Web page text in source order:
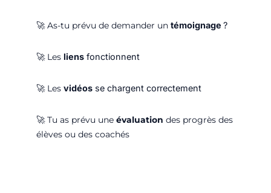
🚀As-tu prévu de demander un témoignage ?
🚀 Les liens fonctionnent
🚀 Les vidéos se chargent correctement
🚀Tu as prévu une évaluation des progrès des
élèves ou des coachés